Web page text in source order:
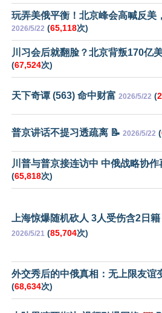
玩弄美俄平衡！北京峰会高喊反美
2026/5/22 (65,118次)
川习会后就翻脸？北京背叛170亿
(67,524次)
天下奇谭 (563) 命中财富 2026/5/22 (
普京讲话不提习透疏离 📝 2026/5/22 (
川普与普京接连访中 中俄战略协作
(65,818次)
上海惊爆随机砍人 3人受伤含2日籍
2026/5/21 (85,704次)
外交秀后的中俄真相：无上限友谊
(68,634次)